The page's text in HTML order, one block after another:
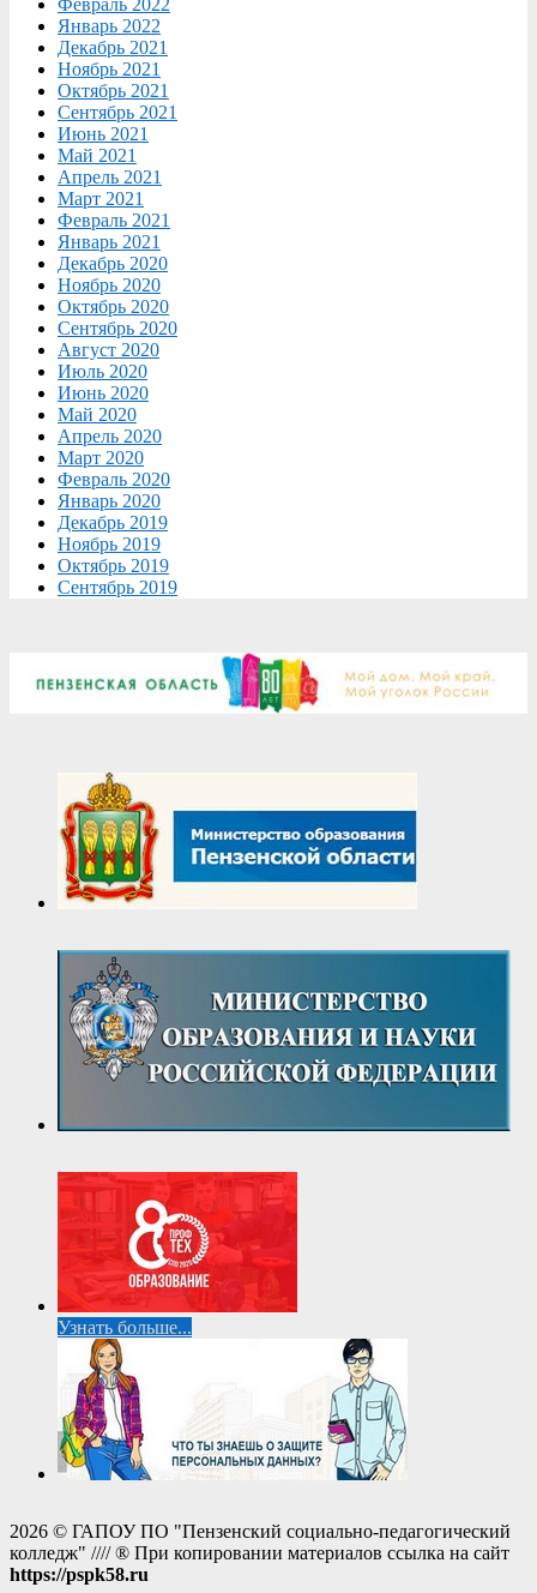
Февраль 2022
Январь 2022
Декабрь 2021
Ноябрь 2021
Октябрь 2021
Сентябрь 2021
Июнь 2021
Май 2021
Апрель 2021
Март 2021
Февраль 2021
Январь 2021
Декабрь 2020
Ноябрь 2020
Октябрь 2020
Сентябрь 2020
Август 2020
Июль 2020
Июнь 2020
Май 2020
Апрель 2020
Март 2020
Февраль 2020
Январь 2020
Декабрь 2019
Ноябрь 2019
Октябрь 2019
Сентябрь 2019
Узнать больше...
2026 © ГАПОУ ПО "Пензенский социально-педагогический
колледж" //// ® При копировании материалов ссылка на сайт
https://pspk58.ru